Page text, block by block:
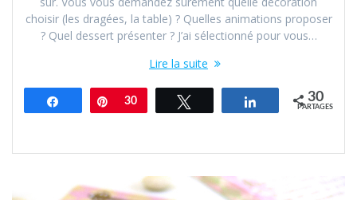
choisir (les dragées, la table) ? Quelles animations proposer
? Quel dessert présenter ? J’ai sélectionné pour vous…
Lire la suite
Partagez Épingle
30 Partagez30
PARTAGES